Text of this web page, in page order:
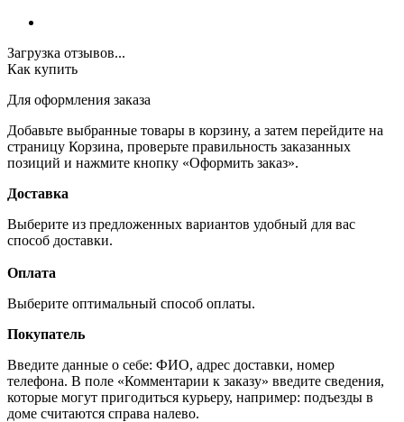
Загрузка отзывов...
Как купить
Для оформления заказа
Добавьте выбранные товары в корзину, а затем перейдите на
страницу Корзина, проверьте правильность заказанных
позиций и нажмите кнопку «Оформить заказ».
Доставка
Выберите из предложенных вариантов удобный для вас
способ доставки.
Оплата
Выберите оптимальный способ оплаты.
Покупатель
Введите данные о себе: ФИО, адрес доставки, номер
телефона. В поле «Комментарии к заказу» введите сведения,
которые могут пригодиться курьеру, например: подъезды в
доме считаются справа налево.